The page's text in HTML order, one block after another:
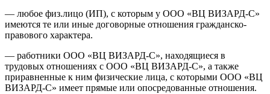
— любое физ.лицо (ИП), с которым у ООО «ВЦ ВИЗАРД-С»
имеются те или иные договорные отношения гражданско-
правового характера.
— работники ООО «ВЦ ВИЗАРД-С», находящиеся в
трудовых отношениях с ООО «ВЦ ВИЗАРД-С», а также
приравненные к ним физические лица, с которыми ООО «ВЦ
ВИЗАРД-С» имеет прямые или опосредованные отношения.